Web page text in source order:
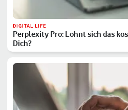
DIGITAL LIFE
Perplexity Pro: Lohnt sich das
Dich?